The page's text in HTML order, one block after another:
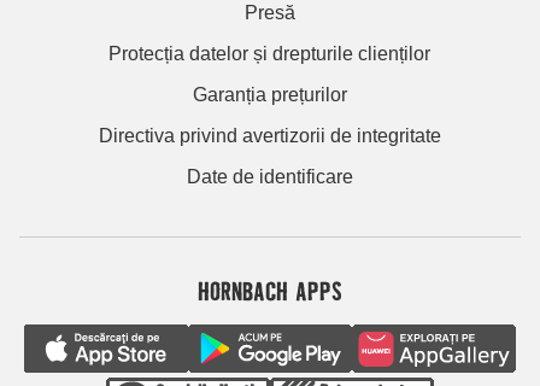
Presă
Protecția datelor și drepturile clienților
Garanția prețurilor
Directiva privind avertizorii de integritate
Date de identificare
HORNBACH APPS